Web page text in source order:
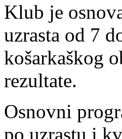
Klub je
uzrasta od 7
košarkaškog
rezultate.
Osnovni
po uzrastu i